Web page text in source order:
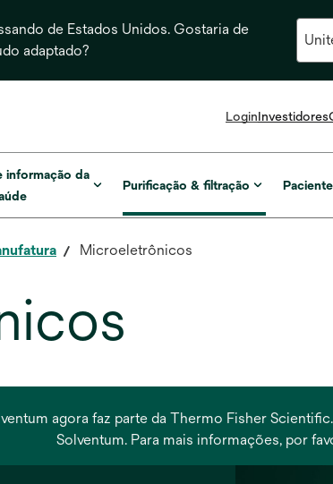
de Estados Unidos. Gostaria de
adaptado?
LoginInvestidores
informação da
Purificação & filtração
Microeletrônicos
agora faz parte da Thermo Fisher
Solventum. Para mais informações, por